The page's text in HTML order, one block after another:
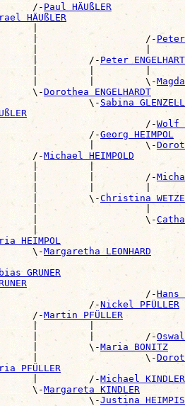
/-
Paul HÄUßLER
HÄUßLER
|
|                   /-
Peter
|                   |
|         /-
Peter ENGELHART
|         |         |
|         |         \-
\-
Dorothea ENGELHARDT
\-
Sabina GLENZELL
/-
Wolf
/-
Georg HEIMPOL
|         \-
/-
Michael HEIMPOLD
|         |
|         |         /-
|         |         |
|         \-
Christina
|                   |
|                   \-
|
HEIMPOL
\-
Margaretha LEONHARD
GRUNER
/-
Hans
/-
Nickel PFÜLLER
/-
Martin PFÜLLER
|         |
|         |         /-
|         \-
Maria BONITZ
|                   \-
PFÜLLER
|         /-
Michael KINDLER
\-
Margareta KINDLER
\-
Justina